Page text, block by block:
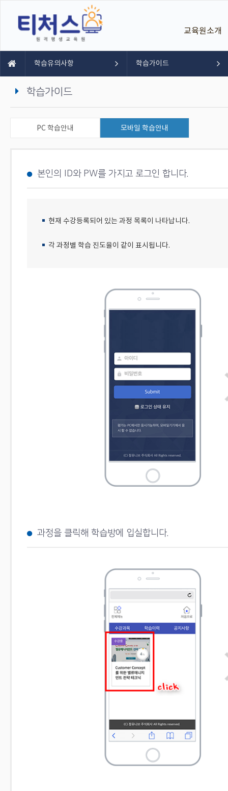
교육원소개
학습유의사항 학습가이드
학습가이드
PC 학습안내 모바일 학습안내
본인의 ID와 PW를 가지고 로그인 합니다.
현재 수강등록되어 있는 과정 목록이 나타납니다.
각 과정별 학습 진도율이 같이 표시됩니다.
과정을 클릭해 학습방에 입실합니다.